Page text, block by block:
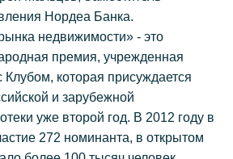
Нордеа Банка.
недвижимости» - это
премия, учрежденная
которая присуждается
и зарубежной
уже второй год. В 2012 году в
272 номинанта, в открытом